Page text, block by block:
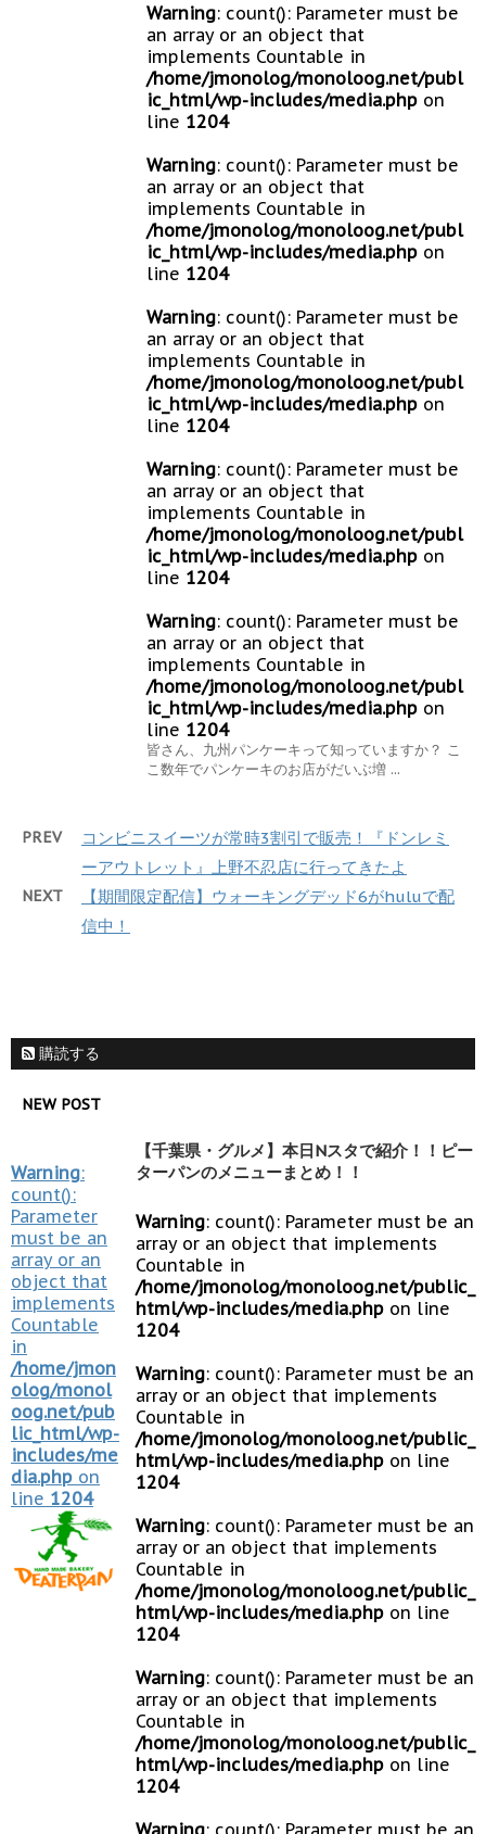
Warning: count(): Parameter must be
an array or an object that
implements Countable in
/home/jmonolog/monoloog.net/publ
ic_html/wp-includes/media.php on
line 1204
Warning: count(): Parameter must be
an array or an object that
implements Countable in
/home/jmonolog/monoloog.net/publ
ic_html/wp-includes/media.php on
line 1204
Warning: count(): Parameter must be
an array or an object that
implements Countable in
/home/jmonolog/monoloog.net/publ
ic_html/wp-includes/media.php on
line 1204
Warning: count(): Parameter must be
an array or an object that
implements Countable in
/home/jmonolog/monoloog.net/publ
ic_html/wp-includes/media.php on
line 1204
Warning: count(): Parameter must be
an array or an object that
implements Countable in
/home/jmonolog/monoloog.net/publ
ic_html/wp-includes/media.php on
line 1204
皆さん、九州パンケーキって知っていますか？ こ
こ数年でパンケーキのお店がだいぶ増 ...
PREV
コンビニスイーツが常時3割引で販売！『ドンレミ
ーアウトレット』上野不忍店に行ってきたよ
NEXT
【期間限定配信】ウォーキングデッド6がhuluで配
信中！
購読する
NEW POST
Warning:
count():
Parameter
must be an
array or an
object that
implements
Countable
in
/home/jmon
olog/monol
oog.net/pub
lic_html/wp-
includes/me
dia.php on
line 1204
【千葉県・グルメ】本日Nスタで紹介！！ピー
ターパンのメニューまとめ！！
Warning: count(): Parameter must be an
array or an object that implements
Countable in
/home/jmonolog/monoloog.net/public_
html/wp-includes/media.php on line
1204
Warning: count(): Parameter must be an
array or an object that implements
Countable in
/home/jmonolog/monoloog.net/public_
html/wp-includes/media.php on line
1204
Warning: count(): Parameter must be an
array or an object that implements
Countable in
/home/jmonolog/monoloog.net/public_
html/wp-includes/media.php on line
1204
Warning: count(): Parameter must be an
array or an object that implements
Countable in
/home/jmonolog/monoloog.net/public_
html/wp-includes/media.php on line
1204
Warning: count(): Parameter must be an